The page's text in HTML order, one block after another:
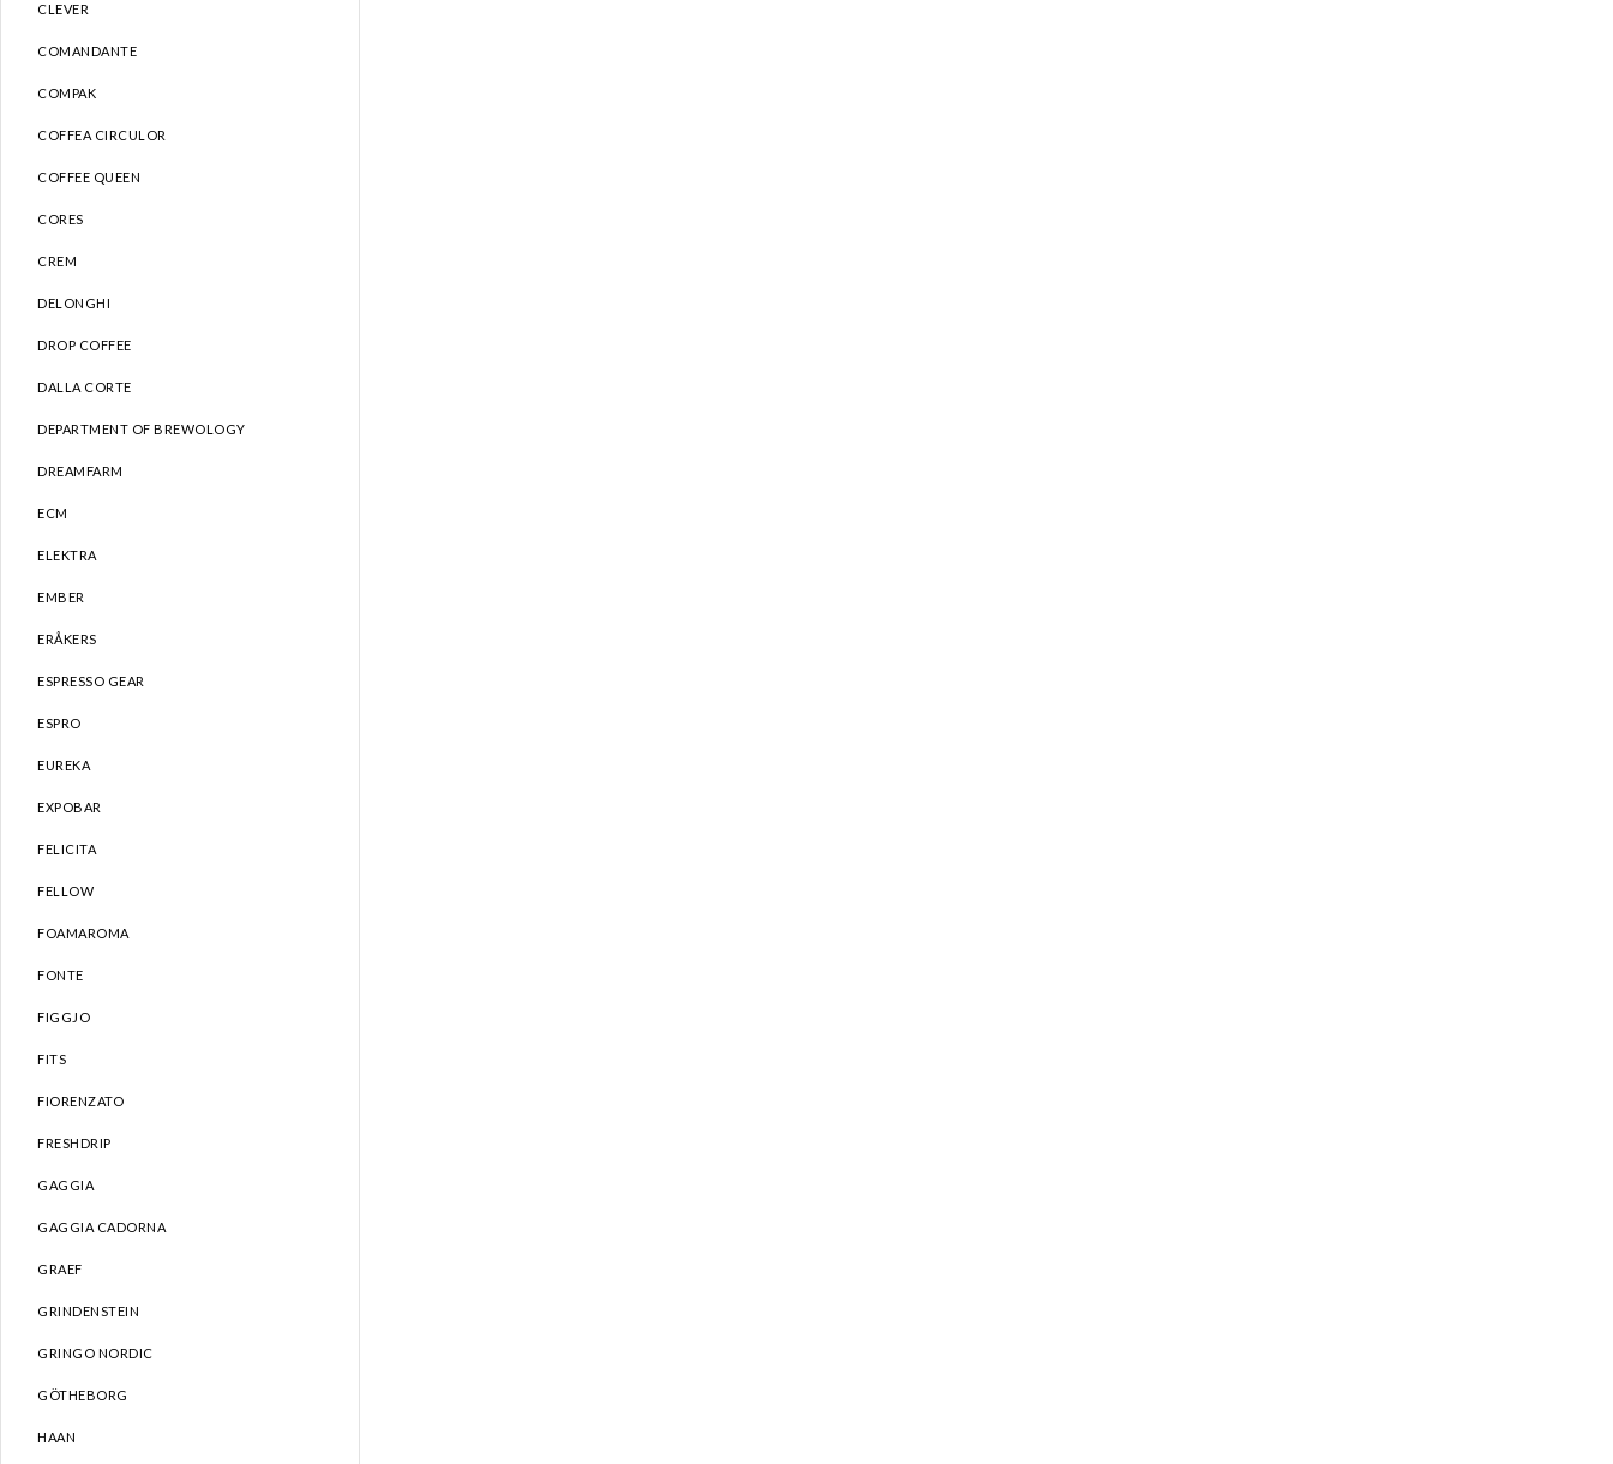
CLEVER
COMANDANTE
COMPAK
COFFEA CIRCULOR
COFFEE QUEEN
CORES
CREM
DELONGHI
DROP COFFEE
DALLA CORTE
DEPARTMENT OF BREWOLOGY
DREAMFARM
ECM
ELEKTRA
EMBER
ERÅKERS
ESPRESSO GEAR
ESPRO
EUREKA
EXPOBAR
FELICITA
FELLOW
FOAMAROMA
FONTE
FIGGJO
FITS
FIORENZATO
FRESHDRIP
GAGGIA
GAGGIA CADORNA
GRAEF
GRINDENSTEIN
GRINGO NORDIC
GÖTHEBORG
HAAN